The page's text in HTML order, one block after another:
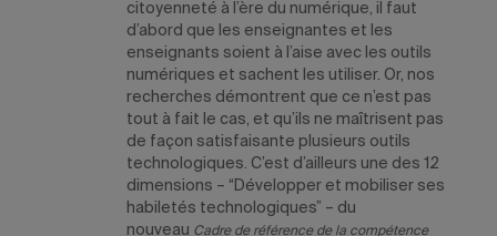
citoyenneté à l’ère du numérique, il faut
d’abord que les enseignantes et les
enseignants soient à l’aise avec les outils
numériques et sachent les utiliser. Or, nos
recherches démontrent que ce n’est pas
tout à fait le cas, et qu’ils ne maîtrisent pas
de façon satisfaisante plusieurs outils
technologiques. C’est d’ailleurs une des 12
dimensions – “Développer et mobiliser ses
habiletés technologiques” – du
nouveau Cadre de référence de la compétence